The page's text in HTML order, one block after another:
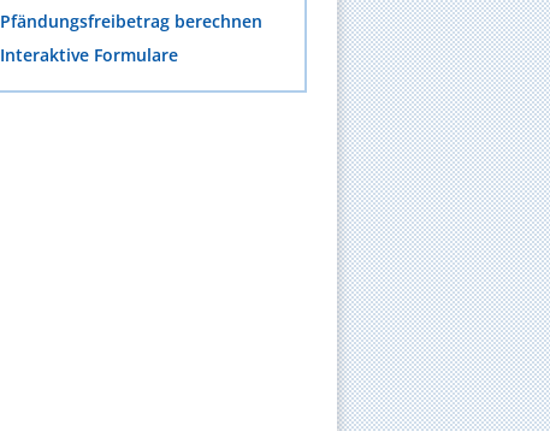
Pfändungsfreibetrag berechnen
Interaktive Formulare